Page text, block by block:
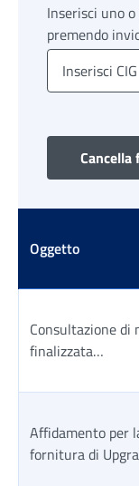
Inserisci uno
premendo
Oggetto
Consultazione di
finalizzata
licenze in
servizi di supporto
necessità
Affidamento per
fornitura di